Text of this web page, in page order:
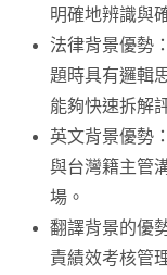
明確地辨識與
法律背景優勢
題時具有邏輯
能夠快速拆解
英文背景優勢
與台灣籍主管
場。
翻譯背景的優
責績效考核管